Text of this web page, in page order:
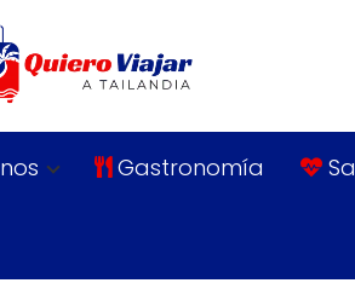
Gastronomía